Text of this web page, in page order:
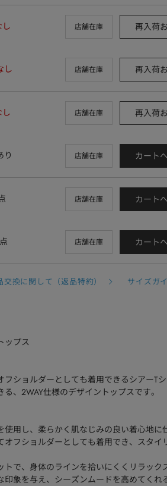
し 店舗在庫 再入荷
し 店舗在庫 再入荷
し 店舗在庫 再入荷
り 店舗在庫 カート
店舗在庫 カート
店舗在庫 カート
交換に関して（返品特約）
サイズガ
ップス
ショルダーとしても着用できるシアーTシ
、2WAY仕様のデザイントップスです。
用し、柔らかく肌なじみの良い着心地に
オフショルダーとしても着用でき、スタイ
で、身体のラインを拾いにくくリラック
象を与え、シーズンムードを高めてくれ